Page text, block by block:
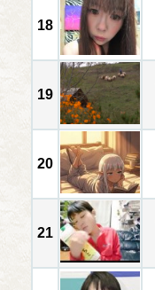
18
19
20
21